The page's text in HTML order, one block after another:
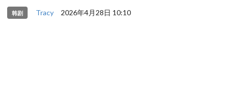
韩剧 Tracy 2026年4月28日 10:10